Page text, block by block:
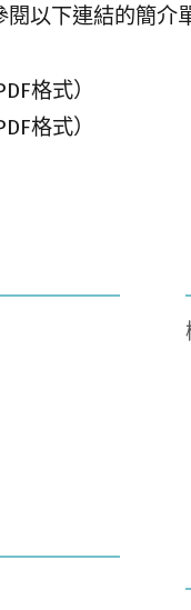
以下連結的簡介
格式）
格式）